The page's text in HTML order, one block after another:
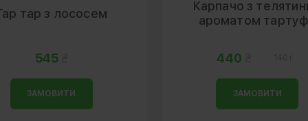
тар з лососем
545
ЗАМОВИТИ
Карпачо з
ароматом
440
ЗАМОВИТИ